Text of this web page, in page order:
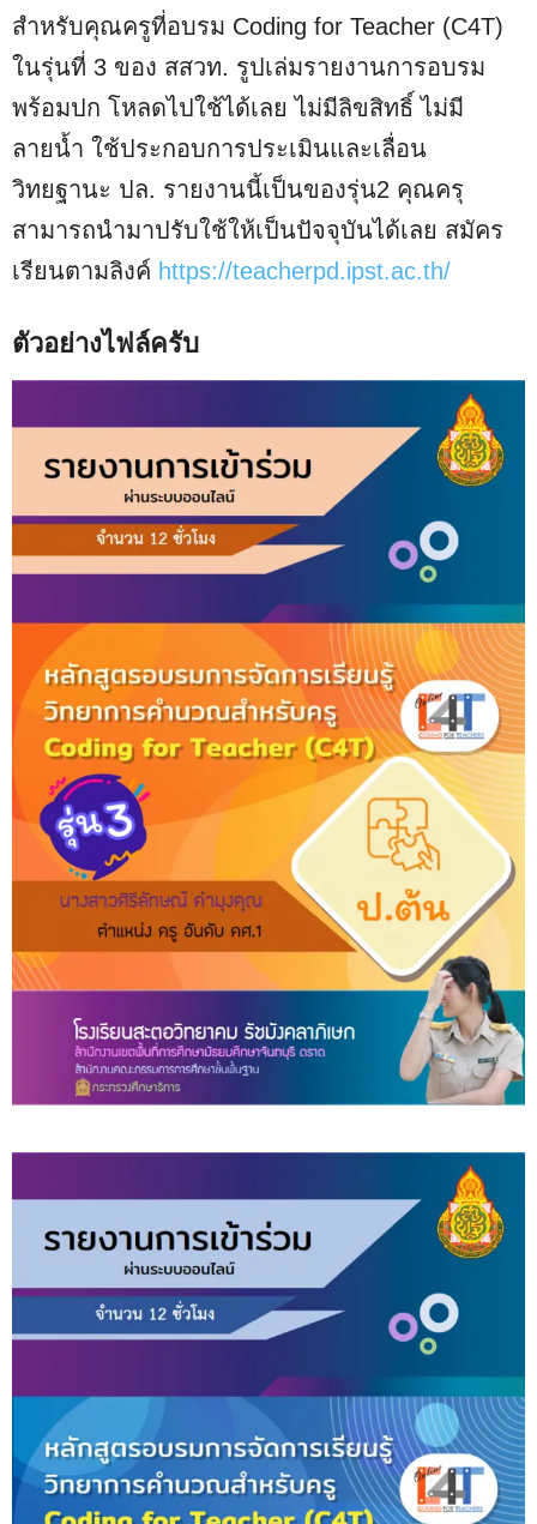
สำหรับคุณครูที่อบรม Coding for Teacher (C4T)
ในรุ่นที่ 3 ของ สสวท. รูปเล่มรายงานการอบรม
พร้อมปก โหลดไปใช้ได้เลย ไม่มีลิขสิทธิ์ ไม่มี
ลายน้ำ ใช้ประกอบการประเมินและเลื่อน
วิทยฐานะ ปล. รายงานนี้เป็นของรุ่น2 คุณครุ
สามารถนำมาปรับใช้ให้เป็นปัจจุบันได้เลย สมัคร
เรียนตามลิงค์ https://teacherpd.ipst.ac.th/
ตัวอย่างไฟล์ครับ